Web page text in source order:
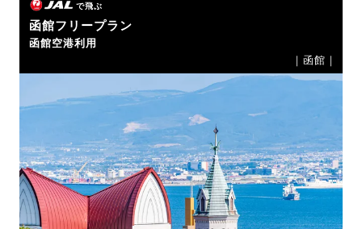
で飛ぶ
函館フリープラン
函館空港利用
｜函館｜